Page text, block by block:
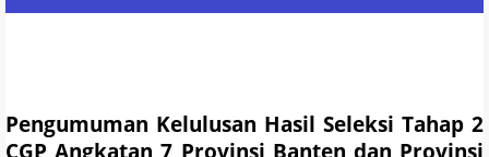
Pengumuman Kelulusan Hasil Seleksi Tahap 2
CGP Angkatan 7 Provinsi Banten dan Provinsi